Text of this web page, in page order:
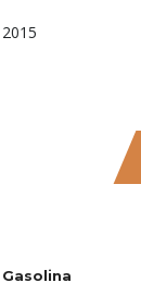
Gasolina